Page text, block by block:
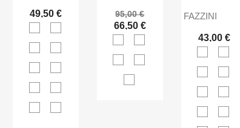
49,50 € 95,00 €
66,50 €
FAZZINI
43,00 €